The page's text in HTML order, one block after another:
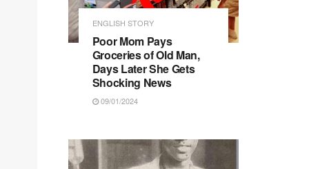
ENGLISH STORY
Poor Mom Pays
Groceries of Old Man,
Days Later She Gets
Shocking News
09/01/2024